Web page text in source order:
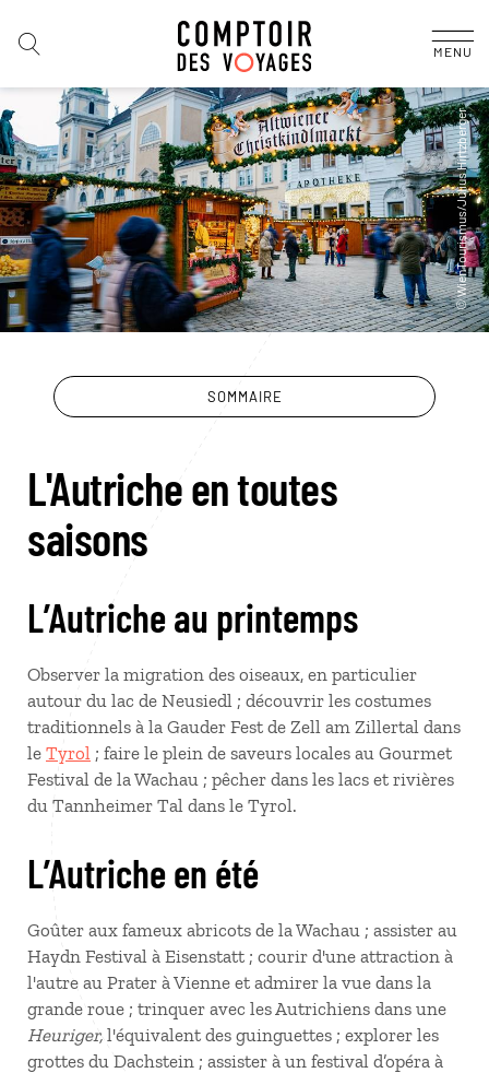
MENU
SOMMAIRE
L'Autriche en toutes
saisons
L’Autriche au printemps
Observer la migration des oiseaux, en particulier
autour du lac de Neusiedl ; découvrir les costumes
traditionnels à la Gauder Fest de Zell am Zillertal dans
le Tyrol ; faire le plein de saveurs locales au Gourmet
Festival de la Wachau ; pêcher dans les lacs et rivières
du Tannheimer Tal dans le Tyrol.
L’Autriche en été
Goûter aux fameux abricots de la Wachau ; assister au
Haydn Festival à Eisenstatt ; courir d'une attraction à
l'autre au Prater à Vienne et admirer la vue dans la
grande roue ; trinquer avec les Autrichiens dans une
Heuriger, l'équivalent des guinguettes ; explorer les
grottes du Dachstein ; assister à un festival d’opéra à